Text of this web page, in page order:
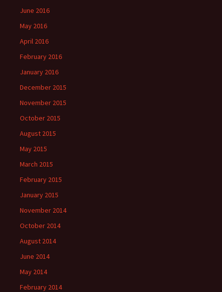
June 2016
May 2016
April 2016
February 2016
January 2016
December 2015
November 2015
October 2015
August 2015
May 2015
March 2015
February 2015
January 2015
November 2014
October 2014
August 2014
June 2014
May 2014
February 2014